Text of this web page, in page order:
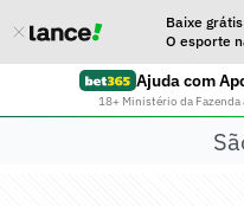
Baixe
O esporte
Ajuda com
18+ Ministério da